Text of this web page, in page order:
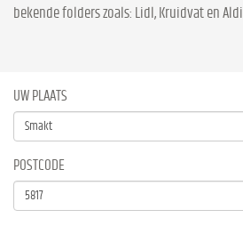
bekende folders zoals: Lidl, Kruidvat en Aldi.
UW PLAATS
POSTCODE